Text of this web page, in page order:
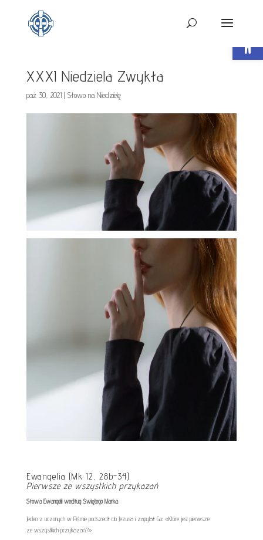
XXXI Niedziela Zwykła
paź 30, 2021| Słowo na Niedzielę
Ewangelia (Mk 12, 28b-34)
Pierwsze ze wszystkich przykazań
Słowa Ewangelii według Świętego Marka
Jeden z uczonych w Piśmie podszedł do Jezusa i zapytał Go: «Które jest pierwsze
ze wszystkich przykazań?»